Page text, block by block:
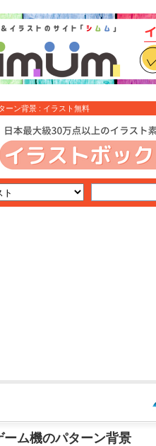
ーン背景 : イラスト無料
ーム機のパターン背景